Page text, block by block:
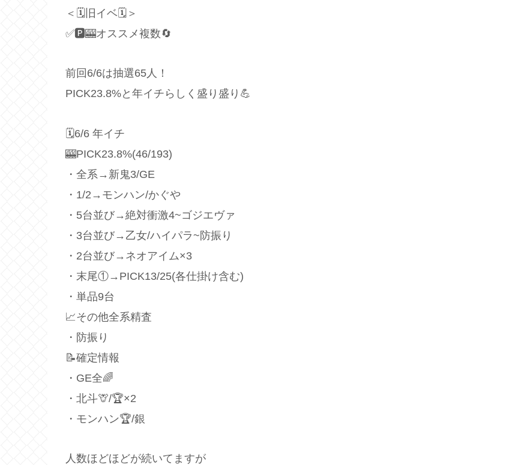
＜🗓旧イベ🗓＞
✅🅿️🎰オススメ複数🔄
前回6/6は抽選65人！
PICK23.8%と年イチらしく盛り盛り💪
🗓6/6 年イチ
🎰PICK23.8%(46/193)
・全系→新鬼3/GE
・1/2→モンハン/かぐや
・5台並び→絶対衝激4~ゴジエヴァ
・3台並び→乙女/ハイパラ~防振り
・2台並び→ネオアイム×3
・末尾①→PICK13/25(各仕掛け含む)
・単品9台
📈その他全系精査
・防振り
📝確定情報
・GE全🌈
・北斗🦒/🏆×2
・モンハン🏆/銀
人数ほどほどが続いてますが